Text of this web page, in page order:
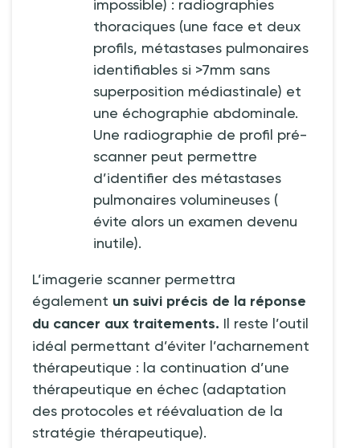
impossible) : radiographies
thoraciques (une face et deux
profils, métastases pulmonaires
identifiables si >7mm sans
superposition médiastinale) et
une échographie abdominale.
Une radiographie de profil pré-
scanner peut permettre
d’identifier des métastases
pulmonaires volumineuses (
évite alors un examen devenu
inutile).
L’imagerie scanner permettra
également un suivi précis de la réponse
du cancer aux traitements. Il reste l’outil
idéal permettant d’éviter l’acharnement
thérapeutique : la continuation d’une
thérapeutique en échec (adaptation
des protocoles et réévaluation de la
stratégie thérapeutique).